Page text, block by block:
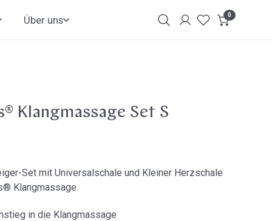
Über uns
Login
0Artikel
Klangmassage Set S
Set mit Universalschale und Kleiner Herzschale
Klangmassage.
in die Klangmassage